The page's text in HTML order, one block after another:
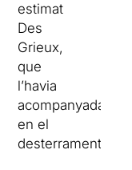
estimat
Des
Grieux,
que
l’havia
acompanyada
en el
desterrament.